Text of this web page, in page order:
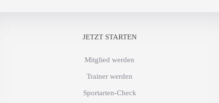
JETZT STARTEN
Mitglied werden
Trainer werden
Sportarten-Check